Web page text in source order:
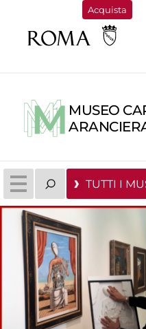
Acquista
MUSEO
TUTTI I